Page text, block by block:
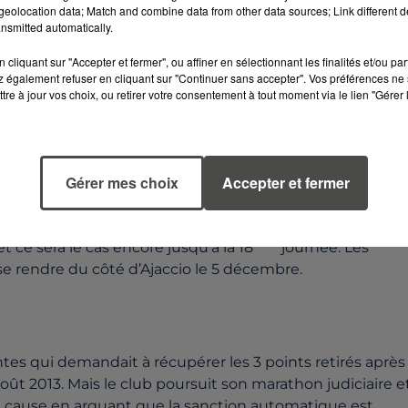
6 en tant que titulaire (1 but et 1 passe décisive),
en juin prochain, il a clairement expliqué ce
au FC Nantes.« J’ai envie de rester à Nantes.
et je n’ai encore rien montré. Il y aurait une logique à
pour éviter un nouvel attentat, les déplacements de
sera le cas encore jusqu’à la 18
journée. Les
rendre du côté d’Ajaccio le 5 décembre.
qui demandait à récupérer les 3 points retirés après
2013. Mais le club poursuit son marathon judiciaire
data; Match and combine data from other data sources; Link different
automatically.
cliquant sur "Accepter et fermer", ou affiner en sélectionnant les finalités et/ou
également refuser en cliquant sur "Continuer sans accepter". Vos préférences
à jour vos choix, ou retirer votre consentement à tout moment via le lien
Gérer mes choix Accepter et fermer